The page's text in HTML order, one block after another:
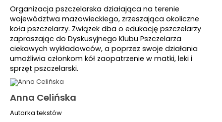
Organizacja pszczelarska działająca na terenie
województwa mazowieckiego, zrzeszająca okoliczne
koła pszczelarzy. Związek dba o edukację pszczelarzy
zapraszając do Dyskusyjnego Klubu Pszczelarza
ciekawych wykładowców, a poprzez swoje działania
umożliwia członkom kół zaopatrzenie w matki, leki i
sprzęt pszczelarski.
Anna Celińska
Autorka tekstów